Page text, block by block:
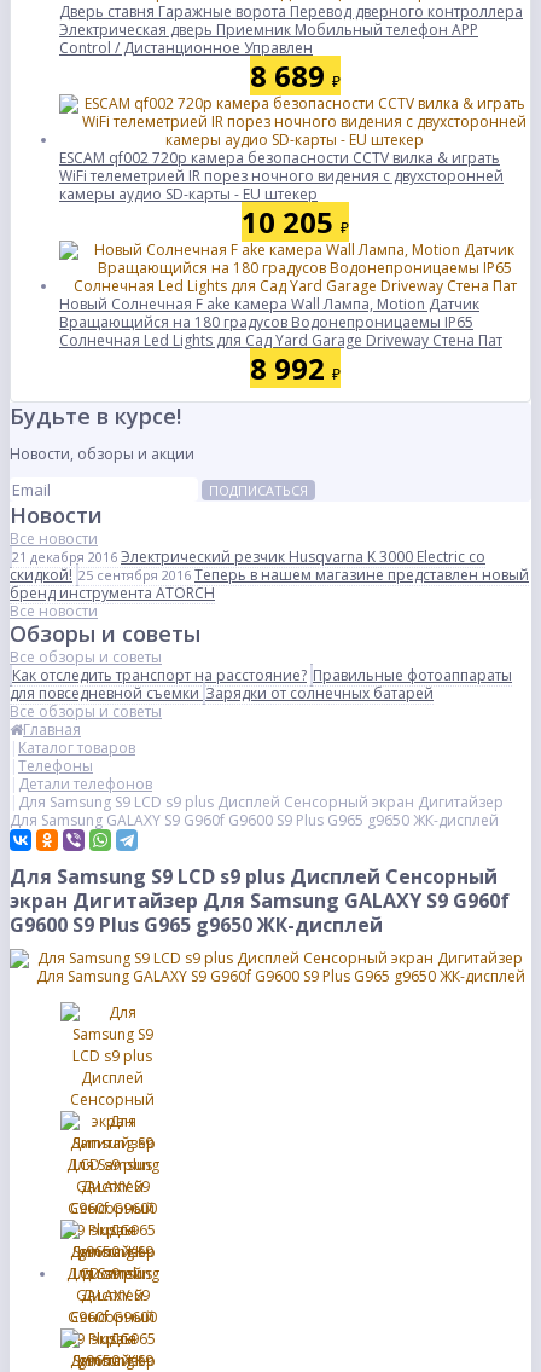
Дверь ставня Гаражные ворота Перевод дверного контроллера
Электрическая дверь Приемник Мобильный телефон APP
Control / Дистанционное Управлен
8 689 ₽
ESCAM qf002 720p камера безопасности CCTV вилка & играть
WiFi телеметрией IR порез ночного видения с двухсторонней
камеры аудио SD-карты - EU штекер
10 205 ₽
Новый Солнечная F ake камера Wall Лампа, Motion Датчик
Вращающийся на 180 градусов Водонепроницаемы IP65
Солнечная Led Lights для Сад Yard Garage Driveway Стена Пат
8 992 ₽
Будьте в курсе!
Новости, обзоры и акции
ПОДПИСАТЬСЯ
Новости
Все новости
21 декабря 2016 Электрический резчик Husqvarna K 3000 Electric со
скидкой! 25 сентября 2016 Теперь в нашем магазине представлен новый
бренд инструмента ATORCH
Все новости
Обзоры и советы
Все обзоры и советы
Как отследить транспорт на расстояние? Правильные фотоаппараты
для повседневной съемкиЗарядки от солнечных батарей
Все обзоры и советы
Главная
Каталог товаров
Телефоны
Детали телефонов
Для Samsung S9 LCD s9 plus Дисплей Сенсорный экран Дигитайзер
Для Samsung GALAXY S9 G960f G9600 S9 Plus G965 g9650 ЖК-дисплей
Для Samsung S9 LCD s9 plus Дисплей Сенсорный
экран Дигитайзер Для Samsung GALAXY S9 G960f
G9600 S9 Plus G965 g9650 ЖК-дисплей